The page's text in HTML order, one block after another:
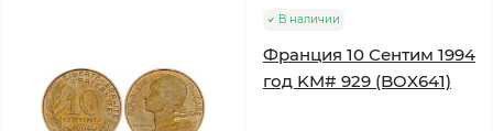
В наличии
Франция 10 Сентим 1994
год KM# 929 (BOX641)